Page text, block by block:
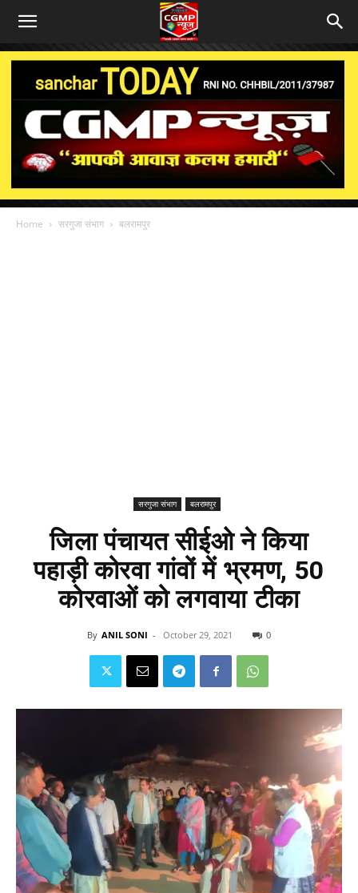
Home सरगुजा संभाग बलरामपुर
सरगुजा संभाग बलरामपुर
जिला पंचायत सीईओ ने किया
पहाड़ी कोरवा गांवों में भ्रमण, 50
कोरवाओं को लगवाया टीका
By ANIL SONI - October 29, 2021 0